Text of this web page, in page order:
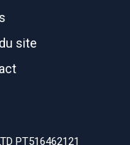
site
PT516462121